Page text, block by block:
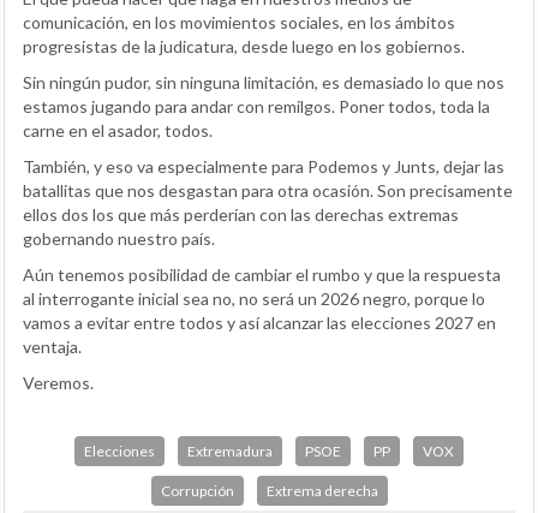
comunicación, en los movimientos sociales, en los ámbitos
progresistas de la judicatura, desde luego en los gobiernos.
Sin ningún pudor, sin ninguna limitación, es demasiado lo que nos
estamos jugando para andar con remilgos. Poner todos, toda la
carne en el asador, todos.
También, y eso va especialmente para Podemos y Junts, dejar las
batallitas que nos desgastan para otra ocasión. Son precisamente
ellos dos los que más perderían con las derechas extremas
gobernando nuestro país.
Aún tenemos posibilidad de cambiar el rumbo y que la respuesta
al interrogante inicial sea no, no será un 2026 negro, porque lo
vamos a evitar entre todos y así alcanzar las elecciones 2027 en
ventaja.
Veremos.
Elecciones Extremadura PSOE PP VOX
Corrupción Extrema derecha